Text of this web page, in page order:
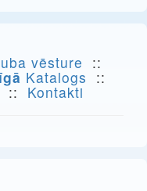
vēsture ::
Katalogs ::
:: Kontakti